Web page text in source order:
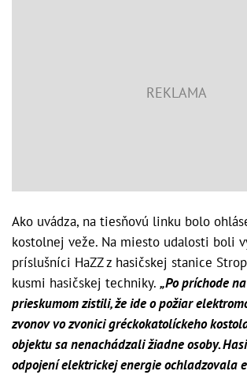
Ako uvádza, na tiesňovú linku bolo
kostolnej veže. Na miesto udalosti boli
príslušníci HaZZ z hasičskej stanice
kusmi hasičskej techniky. „Po príchode
prieskumom zistili, že ide o požiar
zvonov vo zvonici gréckokatolíckeho
objektu sa nenachádzali žiadne osoby.
odpojení elektrickej energie ochladzovala